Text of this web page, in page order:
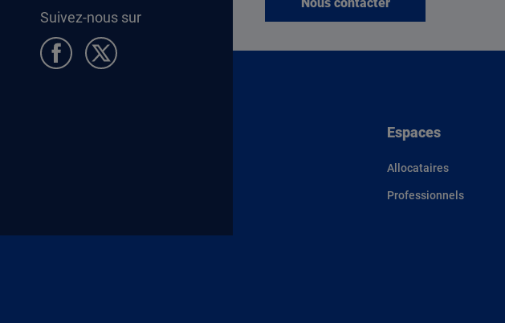
Suivez-nous sur
Espaces
Allocataires
Professionnels